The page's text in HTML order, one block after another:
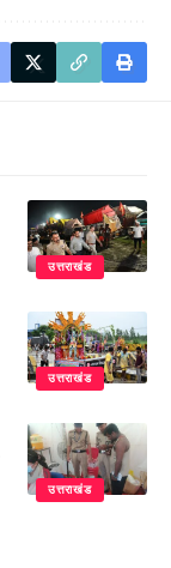
उत्तराखंड
उत्तराखंड
उत्तराखंड